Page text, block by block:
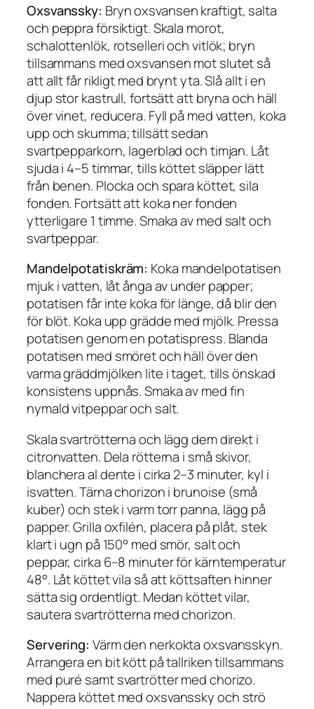
Oxsvanssky: Bryn oxsvansen kraftigt, salta
och peppra försiktigt. Skala morot,
schalottenlök, rotselleri och vitlök; bryn
tillsammans med oxsvansen mot slutet så
att allt får rikligt med brynt yta. Slå allt i en
djup stor kastrull, fortsätt att bryna och häll
över vinet, reducera. Fyll på med vatten, koka
upp och skumma; tillsätt sedan
svartpepparkorn, lagerblad och timjan. Låt
sjuda i 4–5 timmar, tills köttet släpper lätt
från benen. Plocka och spara köttet, sila
fonden. Fortsätt att koka ner fonden
ytterligare 1 timme. Smaka av med salt och
svartpeppar.
Mandelpotatiskräm: Koka mandelpotatisen
mjuk i vatten, låt ånga av under papper;
potatisen får inte koka för länge, då blir den
för blöt. Koka upp grädde med mjölk. Pressa
potatisen genom en potatispress. Blanda
potatisen med smöret och häll över den
varma gräddmjölken lite i taget, tills önskad
konsistens uppnås. Smaka av med fin
nymald vitpeppar och salt.
Skala svartrötterna och lägg dem direkt i
citronvatten. Dela rötterna i små skivor,
blanchera al dente i cirka 2–3 minuter, kyl i
isvatten. Tärna chorizon i brunoise (små
kuber) och stek i varm torr panna, lägg på
papper. Grilla oxfilén, placera på plåt, stek
klart i ugn på 150° med smör, salt och
peppar, cirka 6–8 minuter för kärntemperatur
48°. Låt köttet vila så att köttsaften hinner
sätta sig ordentligt. Medan köttet vilar,
sautera svartrötterna med chorizon.
Servering: Värm den nerkokta oxsvansskyn.
Arrangera en bit kött på tallriken tillsammans
med puré samt svartrötter med chorizo.
Nappera köttet med oxsvanssky och strö